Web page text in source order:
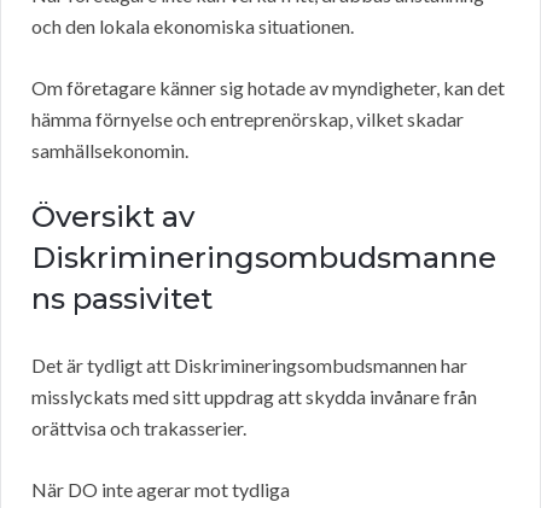
och den lokala ekonomiska situationen.
Om företagare känner sig hotade av myndigheter, kan det
hämma förnyelse och entreprenörskap, vilket skadar
samhällsekonomin.
Översikt av
Diskrimineringsombudsmanne
ns passivitet
Det är tydligt att Diskrimineringsombudsmannen har
misslyckats med sitt uppdrag att skydda invånare från
orättvisa och trakasserier.
När DO inte agerar mot tydliga